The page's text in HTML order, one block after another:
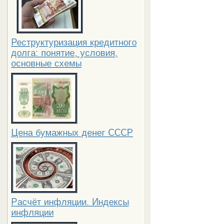
Реструктуризация кредитного
долга: понятие, условия,
основные схемы
Цена бумажных денег СССР
Расчёт инфляции. Индексы
инфляции